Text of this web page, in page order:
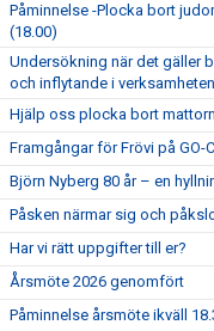
Påminnelse -Plocka bort
(18.00)
Undersökning när det gäller
och inflytande i verksamheten
Hjälp oss plocka bort
Framgångar för Frövi på GO-
Björn Nyberg 80 år – en
Påsken närmar sig och
Har vi rätt uppgifter till er?
Årsmöte 2026 genomfört
Påminnelse årsmöte ikväll